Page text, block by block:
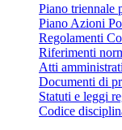
Piano triennale
Piano Azioni
Regolamenti
Riferimenti
Atti
Documenti di
Statuti e leggi
Codice